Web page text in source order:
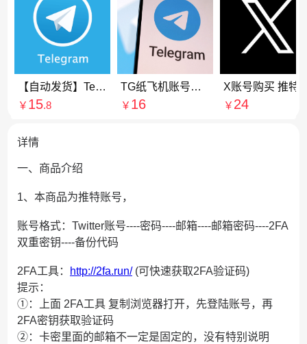
【自动发货】Telegrapm纸飞机/电报账号（电脑/手机均可以登录）
￥ 15.8
TG纸飞机账号购买|Telegraph账号购买|纸飞机账号购买|电报账号购买
￥ 16
￥ 24
详情
一、商品介绍
1、本商品为推特账号，
账号格式：Twitter账号----密码----邮箱----邮箱密码----2FA
双重密钥----备份代码
2FA工具： http://2fa.run/(可快速获取2FA验证码)
提示：
①：上面 2FA工具 复制浏览器打开，先登陆账号，再
2FA密钥获取验证码
②：卡密里面的邮箱不一定是固定的，没有特别说明